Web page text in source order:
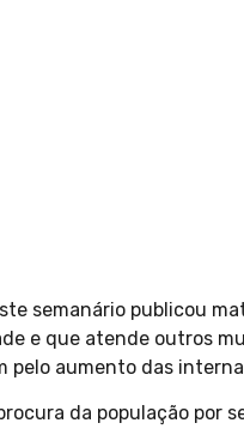
semanário publicou
e que atende outros
pelo aumento das
da população por